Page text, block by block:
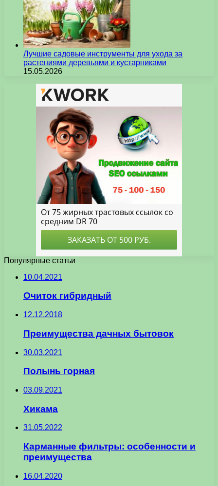
Лучшие садовые инструменты для ухода за
растениями деревьями и кустарниками
15.05.2026
Популярные статьи
10.04.2021
Очиток гибридный
12.12.2018
Преимущества дачных бытовок
30.03.2021
Полынь горная
03.09.2021
Хикама
31.05.2022
Карманные фильтры: особенности и
преимущества
16.04.2020